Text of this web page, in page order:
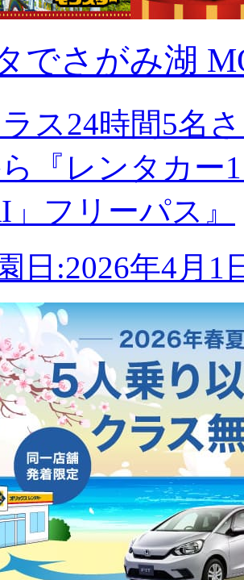
でさがみ湖
ス24時間5名
『レンタカー
」フリーパス』
日:2026年4月1